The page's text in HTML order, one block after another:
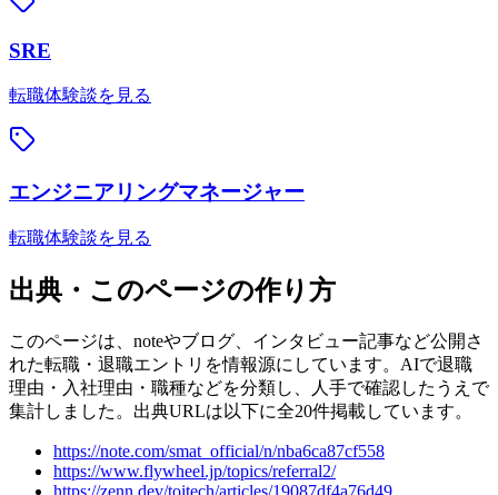
SRE
転職体験談を見る
エンジニアリングマネージャー
転職体験談を見る
出典・このページの作り方
このページは、noteやブログ、インタビュー記事など公開さ
れた転職・退職エントリを情報源にしています。AIで退職
理由・入社理由・職種などを分類し、人手で確認したうえで
集計しました。出典URLは以下に全20件掲載しています。
https://note.com/smat_official/n/nba6ca87cf558
https://www.flywheel.jp/topics/referral2/
https://zenn.dev/toitech/articles/19087df4a76d49